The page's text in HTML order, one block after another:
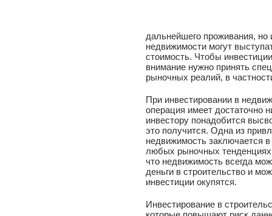
дальнейшего проживания,
недвижимости могут
стоимость. Чтобы
внимание нужно принять
рыночных реалий, в
При инвестировании в
операция имеет достаточно
инвестору понадобится
это получится. Одна из
недвижимость заключается
любых рыночных тенденциях
что недвижимость всегда
деньги в строительство и
инвестиции окупятся.
Инвестирование в